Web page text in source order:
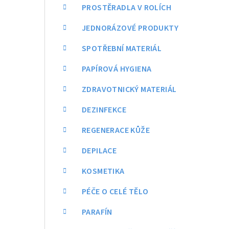
PROSTĚRADLA V ROLÍCH
JEDNORÁZOVÉ PRODUKTY
SPOTŘEBNÍ MATERIÁL
PAPÍROVÁ HYGIENA
ZDRAVOTNICKÝ MATERIÁL
DEZINFEKCE
REGENERACE KŮŽE
DEPILACE
KOSMETIKA
PÉČE O CELÉ TĚLO
PARAFÍN